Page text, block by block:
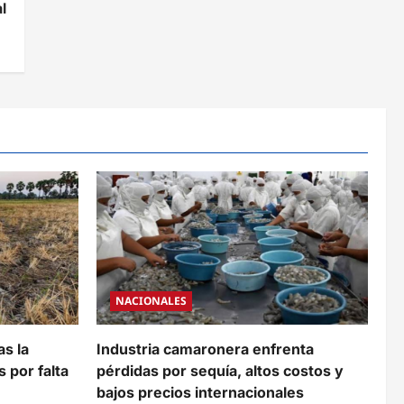
la
por falta
NACIONALES
Industria camaronera enfrenta
pérdidas por sequía, altos costos y
bajos precios internacionales